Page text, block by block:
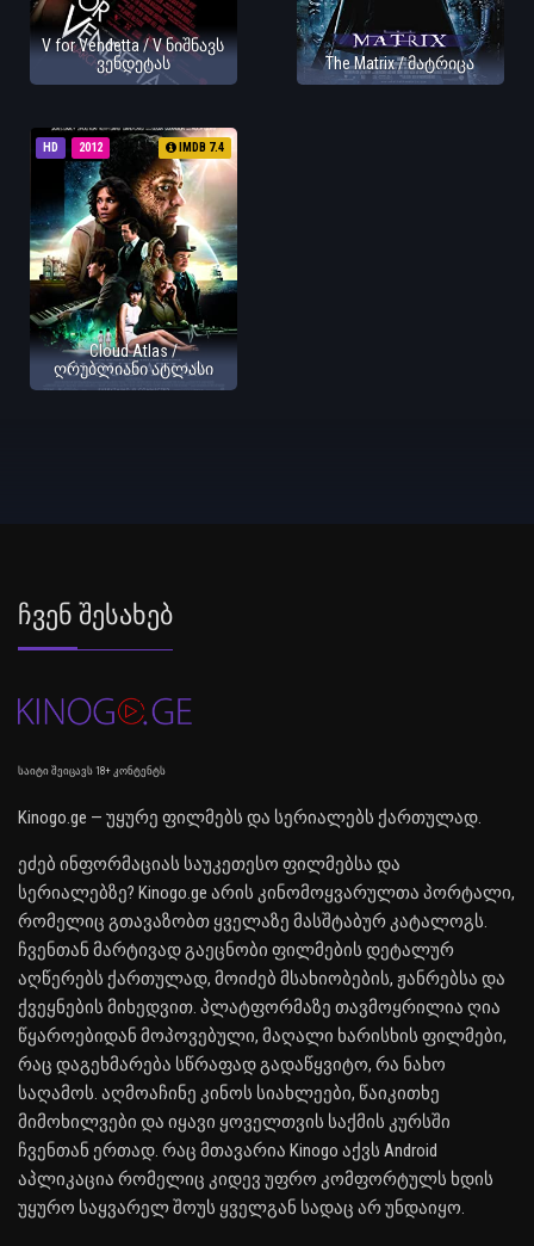
V for Vendetta / V ნიშნავს
ვენდეტას
The Matrix / მატრიცა
HD 2012 IMDB 7.4
Cloud Atlas /
ღრუბლიანი ატლასი
Ჩვენ Შესახებ
საიტი შეიცავს 18+ კონტენტს
Kinogo.ge — უყურე ფილმებს და სერიალებს ქართულად.
ეძებ ინფორმაციას საუკეთესო ფილმებსა და
სერიალებზე? Kinogo.ge არის კინომოყვარულთა პორტალი,
რომელიც გთავაზობთ ყველაზე მასშტაბურ კატალოგს.
ჩვენთან მარტივად გაეცნობი ფილმების დეტალურ
აღწერებს ქართულად, მოიძებ მსახიობების, ჟანრებსა და
ქვეყნების მიხედვით. პლატფორმაზე თავმოყრილია ღია
წყაროებიდან მოპოვებული, მაღალი ხარისხის ფილმები,
რაც დაგეხმარება სწრაფად გადაწყვიტო, რა ნახო
საღამოს. აღმოაჩინე კინოს სიახლეები, წაიკითხე
მიმოხილვები და იყავი ყოველთვის საქმის კურსში
ჩვენთან ერთად. რაც მთავარია Kinogo აქვს Android
აპლიკაცია რომელიც კიდევ უფრო კომფორტულს ხდის
უყურო საყვარელ შოუს ყველგან სადაც არ უნდაიყო.